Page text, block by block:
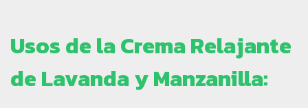
Usos de la Crema Relajante
de Lavanda y Manzanilla: